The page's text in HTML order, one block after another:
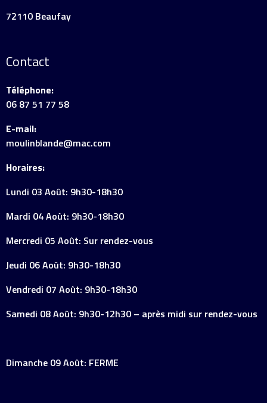
72110 Beaufay
Contact
Téléphone:
06 87 51 77 58
E-mail:
moulinblande@mac.com
Horaires:
Lundi 03 Août: 9h30-18h30
Mardi 04 Août: 9h30-18h30
Mercredi 05 Août: Sur rendez-vous
Jeudi 06 Août: 9h30-18h30
Vendredi 07 Août: 9h30-18h30
Samedi 08 Août: 9h30-12h30 – après midi sur rendez-vous
Dimanche 09 Août: FERME